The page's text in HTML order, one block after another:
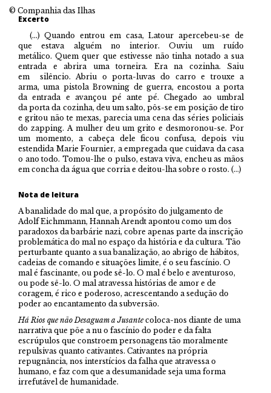
Excerto
(…) Quando entrou em casa, Latour apercebeu-se de
que estava alguém no interior. Ouviu um ruído
metálico. Quem quer que estivesse não tinha notado a sua
entrada e abrira uma torneira. Era na cozinha. Saiu
em silêncio. Abriu o porta-luvas do carro e trouxe a
arma, uma pistola Browning de guerra, encostou a porta
da entrada e avançou pé ante pé. Chegado ao umbral
da porta da cozinha, deu um salto, pôs-se em posição de tiro
e gritou não te mexas, parecia uma cena das séries policiais
do zapping. A mulher deu um grito e desmoronou-se. Por
um momento, a cabeça dele ficou confusa, depois viu
estendida Marie Fournier, a empregada que cuidava da casa
o ano todo. Tomou-lhe o pulso, estava viva, encheu as mãos
em concha da água que corria e deitou-lha sobre o rosto. (…)
Nota de leitura
A banalidade do mal que, a propósito do julgamento de
Adolf Eichmmann, Hannah Arendt apontou como um dos
paradoxos da barbárie nazi, cobre apenas parte da inscrição
problemática do mal no espaço da história e da cultura. Tão
perturbante quanto a sua banalização, ao abrigo de hábitos,
cadeias de comando e situações limite, é o seu fascínio. O
mal é fascinante, ou pode sê-lo. O mal é belo e aventuroso,
ou pode sê-lo. O mal atravessa histórias de amor e de
coragem, é rico e poderoso, acrescentando a sedução do
poder ao encantamento da subversão.
Há Rios que não Desaguam a Jusantecoloca-nos diante de uma
narrativa que põe a nu o fascínio do poder e da falta
escrúpulos que constroem personagens tão moralmente
repulsivas quanto cativantes. Cativantes na própria
repugnância, nos interstícios da falha que atravessa o
humano, e faz com que a desumanidade seja uma forma
irrefutável de humanidade.
© Companhia das Ilhas